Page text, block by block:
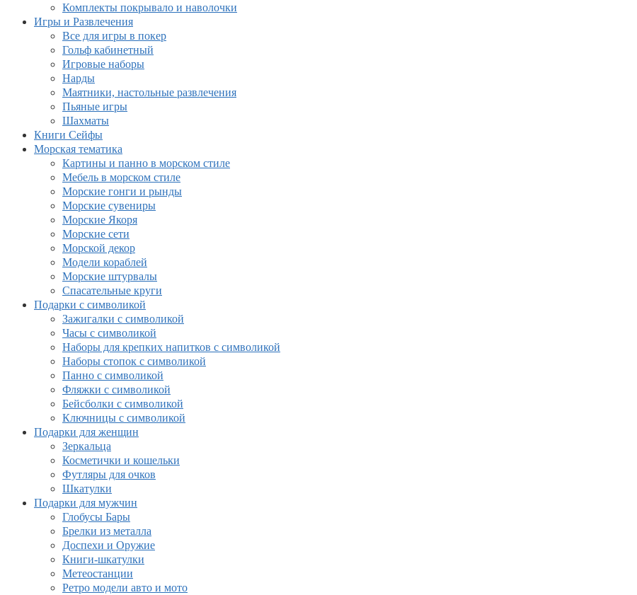
Комплекты покрывало и наволочки
Игры и Развлечения
Все для игры в покер
Гольф кабинетный
Игровые наборы
Нарды
Маятники, настольные развлечения
Пьяные игры
Шахматы
Книги Сейфы
Морская тематика
Картины и панно в морском стиле
Мебель в морском стиле
Морские гонги и рынды
Морские сувениры
Морские Якоря
Морские сети
Морской декор
Модели кораблей
Морские штурвалы
Спасательные круги
Подарки с символикой
Зажигалки с символикой
Часы с символикой
Наборы для крепких напитков с символикой
Наборы стопок с символикой
Панно с символикой
Фляжки с символикой
Бейсболки с символикой
Ключницы с символикой
Подарки для женщин
Зеркальца
Косметички и кошельки
Футляры для очков
Шкатулки
Подарки для мужчин
Глобусы Бары
Брелки из металла
Доспехи и Оружие
Книги-шкатулки
Метеостанции
Ретро модели авто и мото